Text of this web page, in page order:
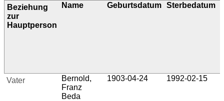
Beziehung
zur
Hauptperson
Name Geburtsdatum Sterbedatum
Vater
Bernold,
Franz
Beda
1903-04-24 1992-02-15